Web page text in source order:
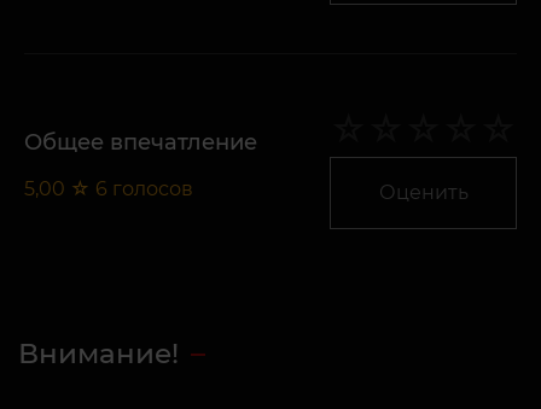
Общее впечатление
5,00 ☆ 6 голосов Оценить
Внимание!